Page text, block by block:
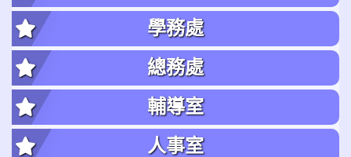
學務處
總務處
輔導室
人事室